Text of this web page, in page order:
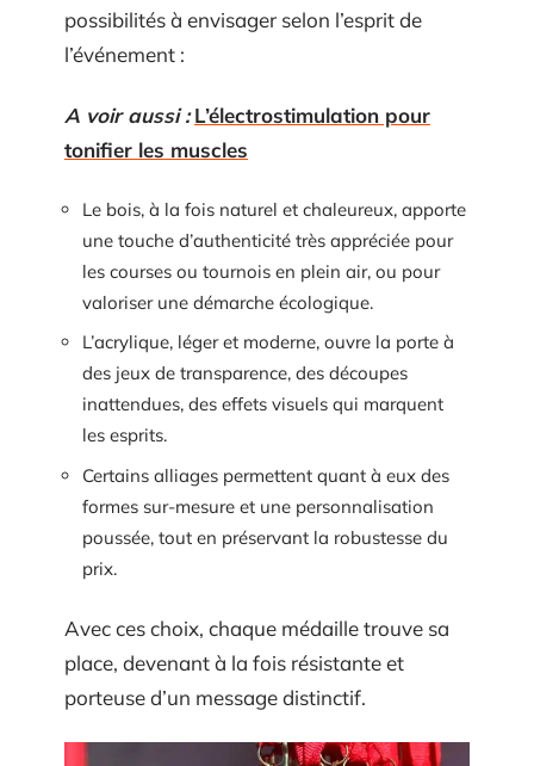
possibilités à envisager selon l’esprit de
l’événement :
A voir aussi : L’électrostimulation pour
tonifier les muscles
Le bois, à la fois naturel et chaleureux, apporte
une touche d’authenticité très appréciée pour
les courses ou tournois en plein air, ou pour
valoriser une démarche écologique.
L’acrylique, léger et moderne, ouvre la porte à
des jeux de transparence, des découpes
inattendues, des effets visuels qui marquent
les esprits.
Certains alliages permettent quant à eux des
formes sur-mesure et une personnalisation
poussée, tout en préservant la robustesse du
prix.
Avec ces choix, chaque médaille trouve sa
place, devenant à la fois résistante et
porteuse d’un message distinctif.